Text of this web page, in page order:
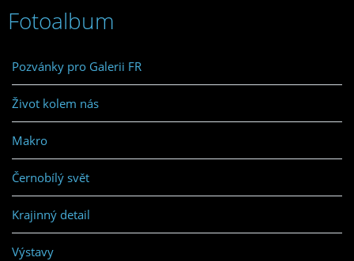
Fotoalbum
Pozvánky pro Galerii FR
Život kolem nás
Makro
Černobílý svět
Krajinný detail
Výstavy